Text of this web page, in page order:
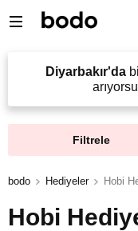
Diyarbakır'da
Filtrele
bodo Hediyeler Hobi
Hobi